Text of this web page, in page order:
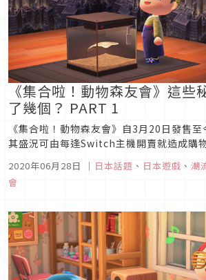
《集合啦！動物森友會》這些
了幾個？ PART 1
《集合啦！動物森友會》自3月20日發售至
其盛況可由每逢Switch主機開賣就造成購
「Rewn TV」內集結網友投稿的「隱藏在
蛋」影片當中或許是台灣網友比較不熟悉的
2020年06月28日 ｜ 日本話題 、 日本遊戲 、 潮
會